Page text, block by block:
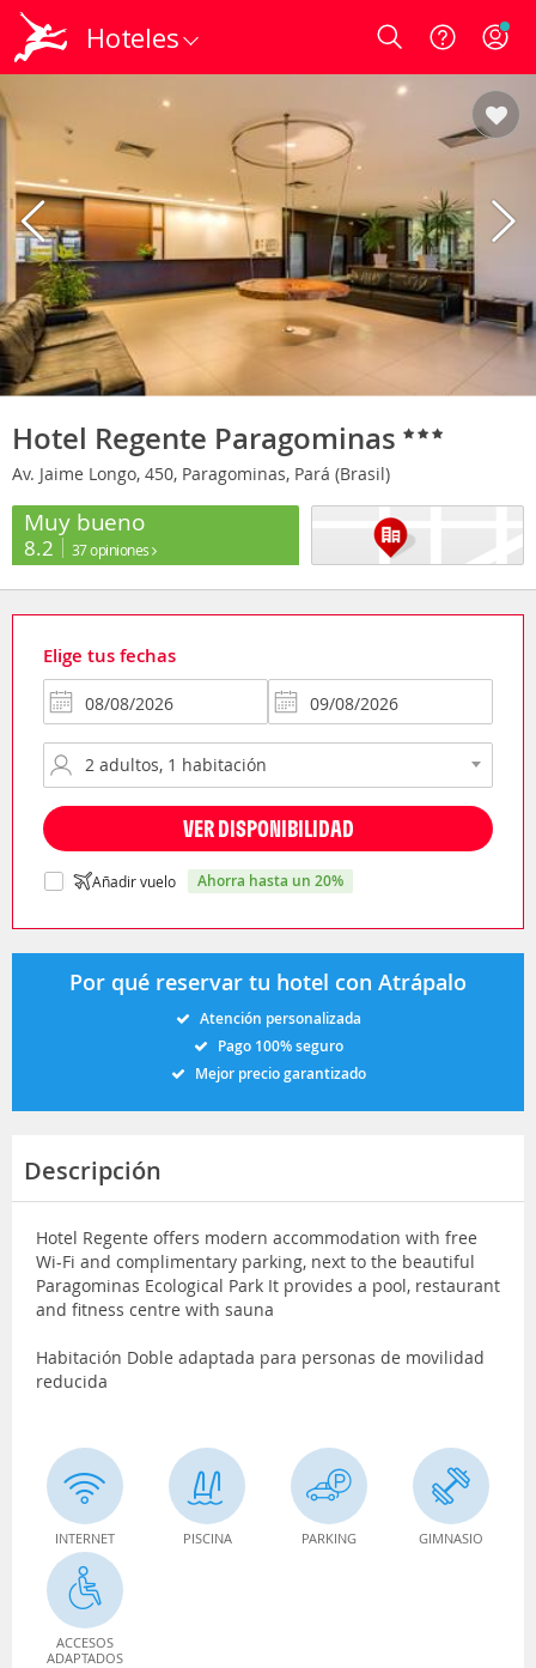
Hoteles Login
Hotel Regente Paragominas
Av. Jaime Longo, 450, Paragominas, Pará (Brasil)
Muy bueno
8.2 37 opiniones
Elige tus fechas
VER DISPONIBILIDAD
Añadir vuelo ahorra hasta un 20%
Por qué reservar tu hotel con Atrápalo
Atención personalizada
Pago 100% seguro
Mejor precio garantizado
Descripción
Hotel Regente offers modern accommodation with free
Wi-Fi and complimentary parking, next to the beautiful
Paragominas Ecological Park It provides a pool, restaurant
and fitness centre with sauna
Habitación Doble adaptada para personas de movilidad
reducida
INTERNET PISCINA PARKING GIMNASIO
ACCESOS
ADAPTADOS